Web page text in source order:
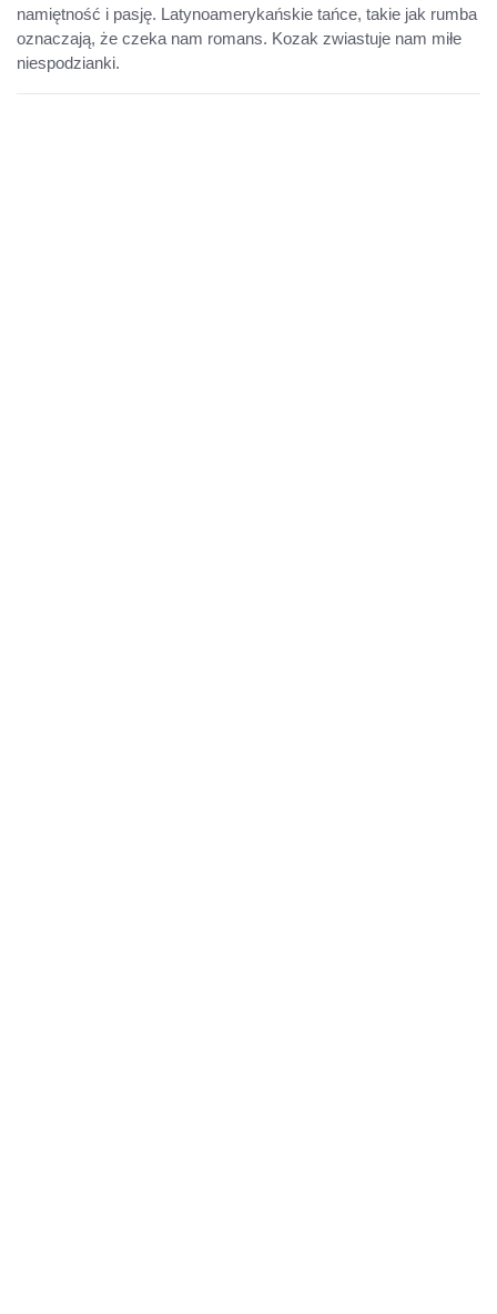
namiętność i pasję. Latynoamerykańskie tańce, takie jak rumba
oznaczają, że czeka nam romans. Kozak zwiastuje nam miłe
niespodzianki.